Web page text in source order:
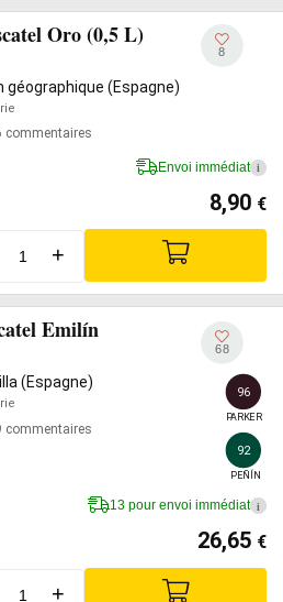
Oro (0,5 L)
géographique (Espagne)
commentaires
8
Envoi immédiat i
8,90 €
+
Emilín
(Espagne)
commentaires
68
96
PARKER
92
PEÑÍN
13 pour envoi immédiat i
26,65 €
+